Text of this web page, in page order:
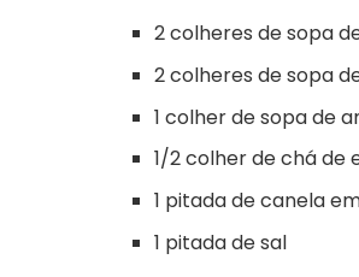
2 colheres de sopa
2 colheres de sopa
1 colher de sopa de
1/2 colher de chá de
1 pitada de canela
1 pitada de sal